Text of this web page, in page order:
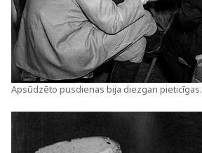
Apsūdzēto pusdienas bija diezgan pieticīgas.